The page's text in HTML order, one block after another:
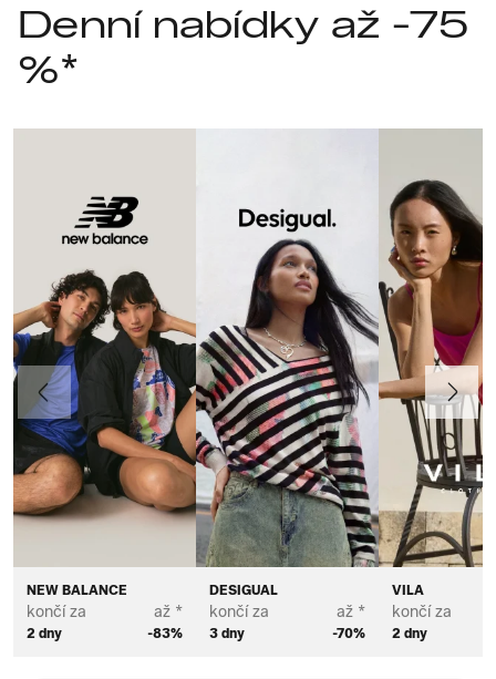
Denní nabídky až -75
%*
NEW BALANCE
končí za
2 dny
až *
-83%
DESIGUAL
končí za
3 dny
až *
-70%
VILA
končí za
2 dny
Předchozí Další